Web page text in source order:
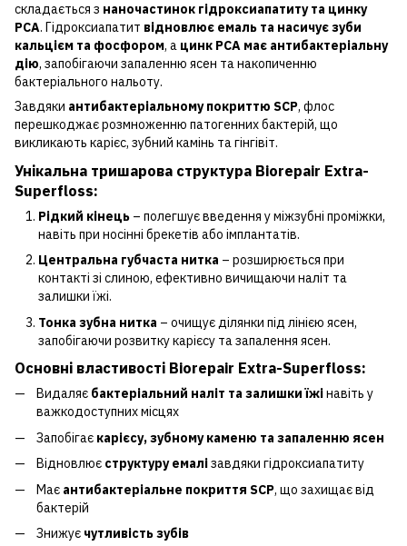
складається з наночастинок гідроксиапатиту та цинку
PCA. Гідроксиапатит відновлює емаль та насичує зуби
кальцієм та фосфором, а цинк PCA має антибактеріальну
дію, запобігаючи запаленню ясен та накопиченню
бактеріального нальоту.
Завдяки антибактеріальному покриттю SCP, флос
перешкоджає розмноженню патогенних бактерій, що
викликають карієс, зубний камінь та гінгівіт.
Унікальна тришарова структура Biorepair Extra-
Superfloss:
Рідкий кінець – полегшує введення у міжзубні проміжки,
навіть при носінні брекетів або імплантатів.
Центральна губчаста нитка – розширюється при
контакті зі слиною, ефективно вичищаючи наліт та
залишки їжі.
Тонка зубна нитка – очищує ділянки під лінією ясен,
запобігаючи розвитку карієсу та запалення ясен.
Основні властивості Biorepair Extra-Superfloss:
Видаляє бактеріальний наліт та залишки їжінавіть у
важкодоступних місцях
Запобігає карієсу, зубному каменю та запаленню ясен
Відновлює структуру емалізавдяки гідроксиапатиту
Має антибактеріальне покриття SCP, що захищає від
бактерій
Знижує чутливість зубів